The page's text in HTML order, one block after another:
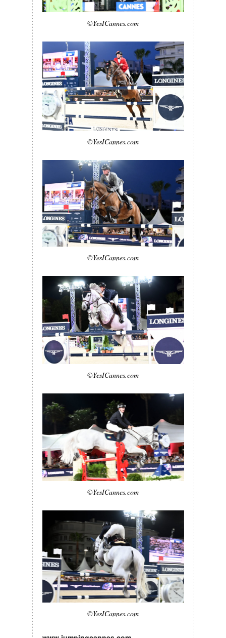
©YesICannes.com
©YesICannes.com
©YesICannes.com
©YesICannes.com
©YesICannes.com
©YesICannes.com